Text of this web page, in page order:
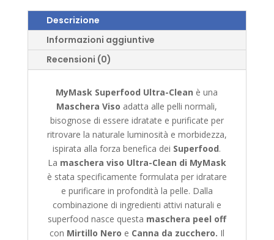
Descrizione
Informazioni aggiuntive
Recensioni (0)
MyMask Superfood Ultra-Clean è una
Maschera Viso adatta alle pelli normali,
bisognose di essere idratate e purificate per
ritrovare la naturale luminosità e morbidezza,
ispirata alla forza benefica dei Superfood.
La maschera viso Ultra-Clean di MyMask
è stata specificamente formulata per idratare
e purificare in profondità la pelle. Dalla
combinazione di ingredienti attivi naturali e
superfood nasce questa maschera peel off
con Mirtillo Nero e Canna da zucchero. Il